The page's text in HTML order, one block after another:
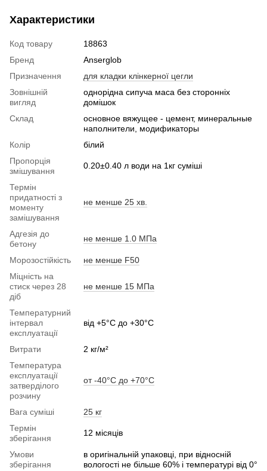
Характеристики
Код товару
18863
Бренд
Anserglob
Призначення
для кладки клінкерної цегли
Зовнішній
вигляд
однорідна сипуча маса без сторонніх
домішок
Склад
основное вяжущее - цемент, минеральные
наполнители, модификаторы
Колір
білий
Пропорція
змішування
0.20±0.40 л води на 1кг суміші
Термін
придатності з
моменту
замішування
не менше 25 хв.
Адгезія до
бетону
не менше 1.0 МПа
Морозостійкість
не менше F50
Міцність на
стиск через 28
діб
не менше 15 МПа
Температурний
інтервал
експлуатації
від +5°С до +30°С
Витрати
2 кг/м²
Температура
експлуатації
затверділого
розчину
от -40°С до +70°С
Вага суміші
25 кг
Термін
зберігання
12 місяців
Умови
зберігання
в оригінальній упаковці, при відносній
вологості не більше 60% і температурі від 0°